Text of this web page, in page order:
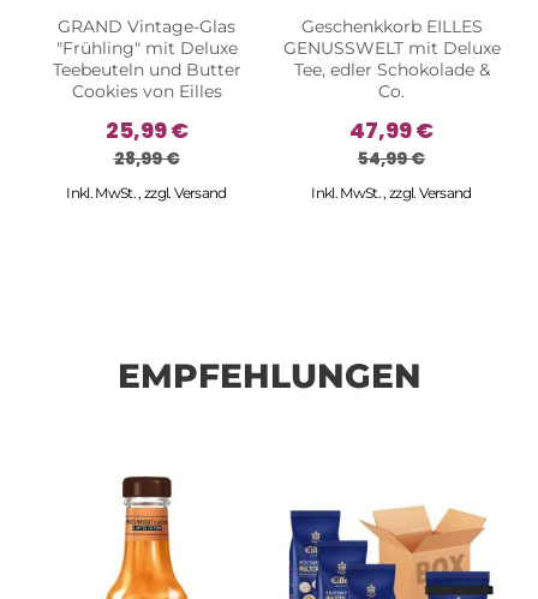
GRAND Vintage-Glas
"Frühling" mit Deluxe
Teebeuteln und Butter
Cookies von Eilles
25,99 €
28,99 €
Inkl. MwSt.,zzgl.Versand
Geschenkkorb EILLES
GENUSSWELT mit Deluxe
Tee, edler Schokolade &
Co.
47,99 €
54,99 €
Inkl. MwSt.,zzgl.Versand
EMPFEHLUNGEN